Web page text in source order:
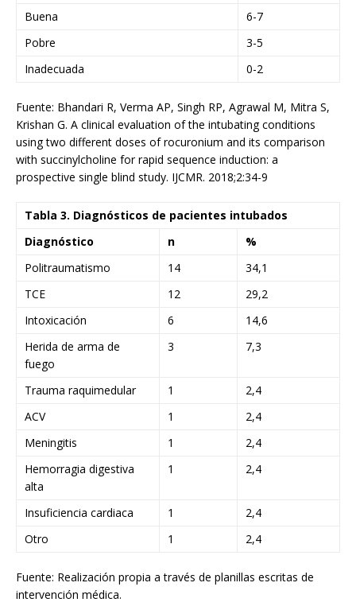
Buena
6-7
Pobre
3-5
Inadecuada
0-2
Fuente: Bhandari R, Verma AP, Singh RP, Agrawal M, Mitra S,
Krishan G. A clinical evaluation of the intubating conditions
using two different doses of rocuronium and its comparison
with succinylcholine for rapid sequence induction: a
prospective single blind study. IJCMR. 2018;2:34-9
Tabla 3. Diagnósticos de pacientes intubados
Diagnóstico
n
%
Politraumatismo
14
34,1
TCE
12
29,2
Intoxicación
6
14,6
Herida de arma de
fuego
3 7,3
Trauma raquimedular 1
2,4
ACV
1
2,4
Meningitis
1
2,4
Hemorragia digestiva
alta
1 2,4
Insuficiencia cardiaca 1
2,4
Otro
1 2,4
Fuente: Realización propia a través de planillas escritas de
intervención médica.